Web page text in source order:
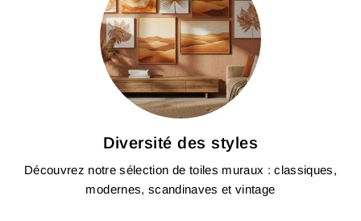
Diversité des styles
Découvrez notre sélection de toiles muraux : classiques,
modernes, scandinaves et vintage